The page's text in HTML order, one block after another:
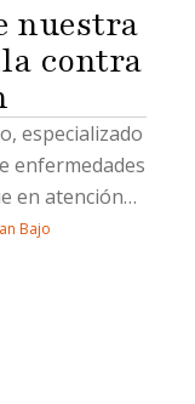
nuestra
contra
especializado
enfermedades
en atención
Bajo